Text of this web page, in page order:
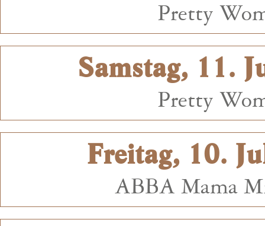
Pretty
Samstag, 11.
Pretty
Freitag, 10.
ABBA Mama